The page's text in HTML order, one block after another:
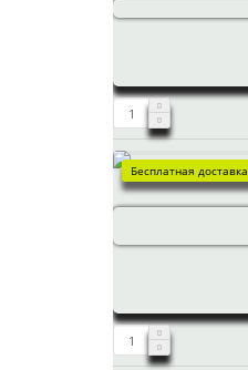
Бесплатная доставка